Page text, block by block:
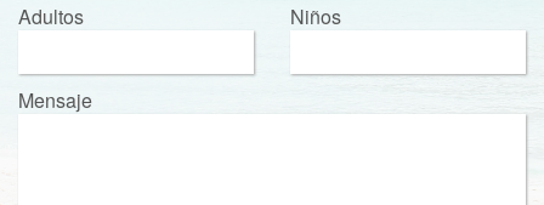
Adultos Niños
Mensaje